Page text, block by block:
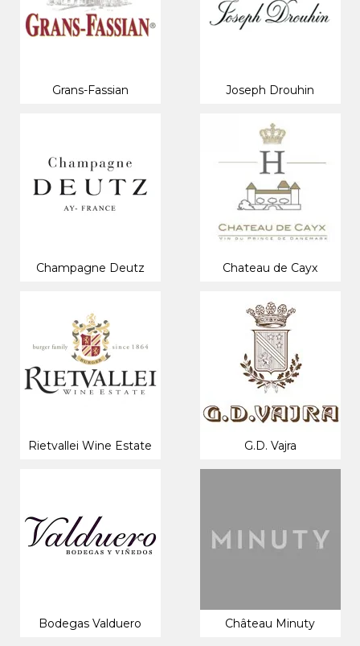
Grans-Fassian Joseph Drouhin
Champagne Deutz Chateau de Cayx
Rietvallei Wine Estate G.D. Vajra
Bodegas Valduero Château Minuty